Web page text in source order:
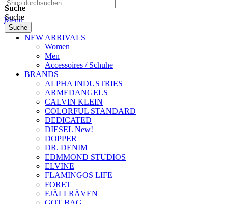
Suche
Suche
Suche
Menü
NEW ARRIVALS
Women
Men
Accessoires / Schuhe
BRANDS
ALPHA INDUSTRIES
ARMEDANGELS
CALVIN KLEIN
COLORFUL STANDARD
DEDICATED
DIESEL New!
DOPPER
DR. DENIM
EDMMOND STUDIOS
ELVINE
FLAMINGOS LIFE
FORET
FJÄLLRÄVEN